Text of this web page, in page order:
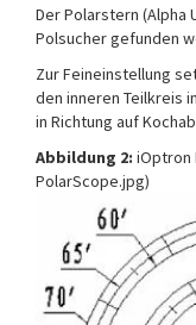
Der Polarstern (Alpha
Polsucher gefunden
Zur Feineinstellung
den inneren Teilkreis
in Richtung auf
Abbildung 2: iOptron
PolarScope.jpg)